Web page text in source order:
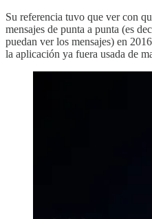
Su referencia tuvo que ver con
mensajes de punta a punta (es
puedan ver los mensajes) en
la aplicación ya fuera usada de